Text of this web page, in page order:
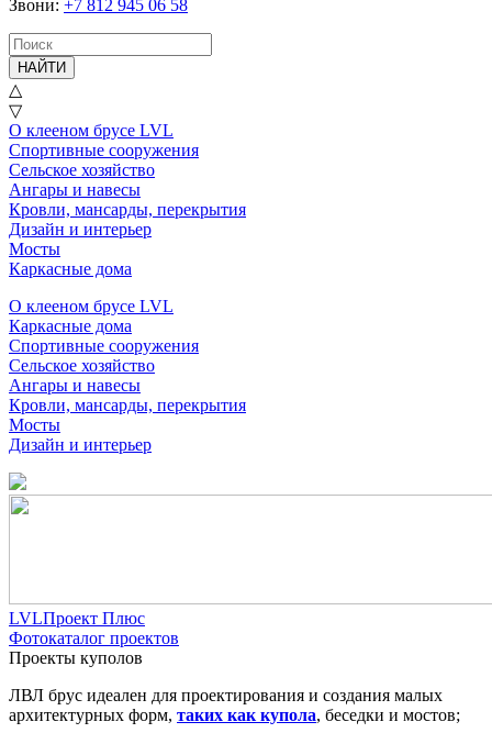
Звони: +7 812 945 06 58
НАЙТИ
△
▽
О клееном брусе LVL
Спортивные сооружения
Сельское хозяйство
Ангары и навесы
Кровли, мансарды, перекрытия
Дизайн и интерьер
Мосты
Каркасные дома
О клееном брусе LVL
Каркасные дома
Спортивные сооружения
Сельское хозяйство
Ангары и навесы
Кровли, мансарды, перекрытия
Мосты
Дизайн и интерьер
LVLПроект Плюс
Фотокаталог проектов
Проекты куполов
ЛВЛ брус идеален для проектирования и создания малых
архитектурных форм, таких как купола, беседки и мостов;